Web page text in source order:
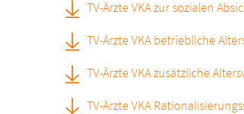
TV-Ärzte VKA zur sozialen
TV-Ärzte VKA betriebliche
TV-Ärzte VKA zusätzliche
TV-Ärzte VKA